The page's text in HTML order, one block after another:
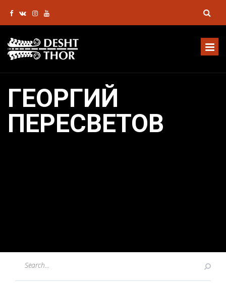
ГЕОРГИЙ
ПЕРЕСВЕТОВ